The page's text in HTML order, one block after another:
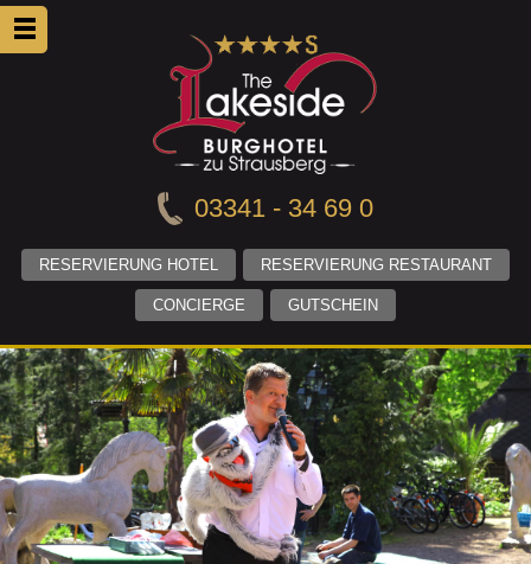
03341 - 34 69 0
RESERVIERUNG HOTEL RESERVIERUNG RESTAURANT
CONCIERGE GUTSCHEIN